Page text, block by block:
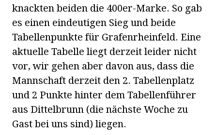
knackten beiden die 400er-Marke. So gab
es einen eindeutigen Sieg und beide
Tabellenpunkte für Grafenrheinfeld. Eine
aktuelle Tabelle liegt derzeit leider nicht
vor, wir gehen aber davon aus, dass die
Mannschaft derzeit den 2. Tabellenplatz
und 2 Punkte hinter dem Tabellenführer
aus Dittelbrunn (die nächste Woche zu
Gast bei uns sind) liegen.